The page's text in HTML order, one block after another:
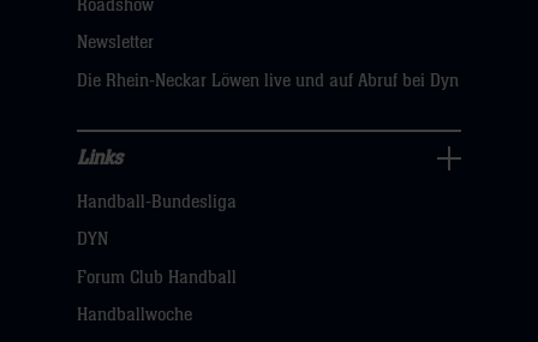
hier
Roadshow
Newsletter
Die Rhein-Neckar Löwen live und auf Abruf bei Dyn
Navigation
öffnen,
dann
klicken
Links
Handball-Bundesliga
DYN
Forum Club Handball
Handballwoche